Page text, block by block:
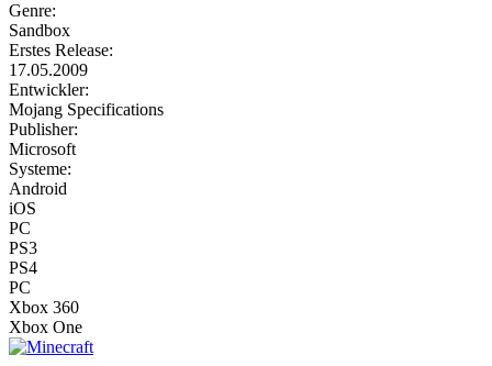
Genre:
Sandbox
Erstes Release:
17.05.2009
Entwickler:
Mojang Specifications
Publisher:
Microsoft
Systeme:
Android
iOS
PC
PS3
PS4
PC
Xbox 360
Xbox One